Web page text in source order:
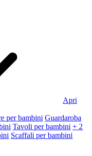
Apri
per bambini Guardaroba
Tavoli per bambini + 2
Scaffali per bambini